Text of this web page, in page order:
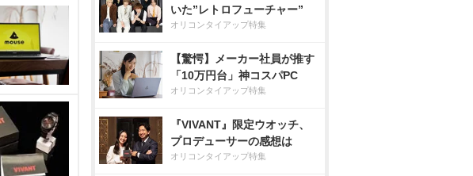
いた”レトロフューチャー”
オリコンタイアップ特集
【驚愕】メーカー社員が推す
「10万円台」神コスパPC
オリコンタイアップ特集
『VIVANT』限定ウオッチ、
プロデューサーの感想は
オリコンタイアップ特集